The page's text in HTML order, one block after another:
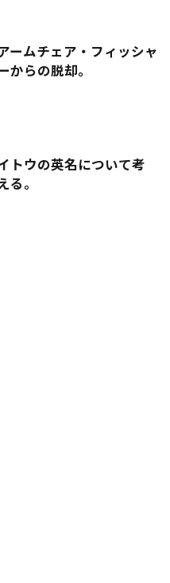
ームチェア・フィッシャ
からの脱却。
トウの英名について考
る。